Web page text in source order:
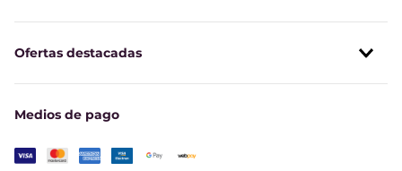
Ofertas destacadas
Medios de pago